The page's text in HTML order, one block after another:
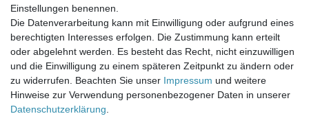
UNSER LADENGESCHÄFT
Gottlieb-Daimler-Str. 10
33334 Gütersloh
ÖFFNUNGSZEITEN
Montag - Dienstag: 8.00 - 18.00 Uhr, Mittwoch Ruhetag,
Donnerstag: 8.00 - 18.00 Uhr, Freitag 8.00 - 14.00 Uhr
Einstellungen benennen.
Die Datenverarbeitung kann mit Einwilligung oder aufgrund eines
berechtigten Interesses erfolgen. Die Zustimmung kann erteilt
oder abgelehnt werden. Es besteht das Recht, nicht einzuwilligen
und die Einwilligung zu einem späteren Zeitpunkt zu ändern oder
zu widerrufen. Beachten Sie unser Impressum und weitere
Hinweise zur Verwendung personenbezogener Daten in unserer
Daten­schutz­erklärung